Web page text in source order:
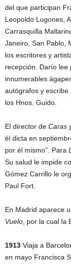
del que participan
Leopoldo Lugones,
Carrasquilla
Janeiro, San Pablo,
los escritores y
recepción. Darío lee
innumerables
autógrafos y
los Hnos. Guido.
El director de Caras
él dicta en
por él mismo”. Para
Su salud le impide
Gómez Carrillo le
Paul Fort.
En Madrid aparece
Vuelo , por la cual
1913 Viaja a
en mayo Francisca